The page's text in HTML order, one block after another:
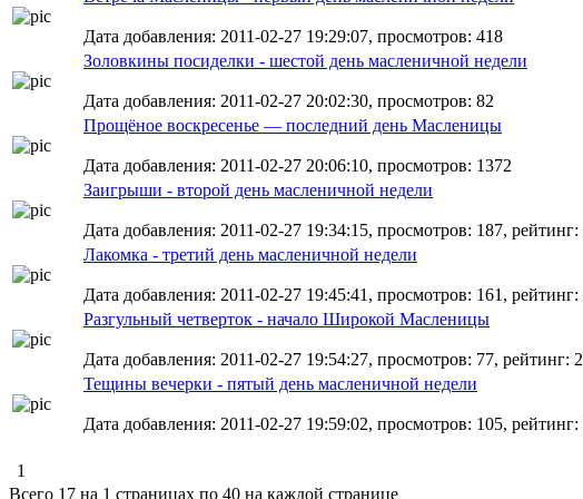
Дата добавления: 2011-02-27 19:29:07, просмотров: 418
Золовкины посиделки - шестой день масленичной недели
Дата добавления: 2011-02-27 20:02:30, просмотров: 82
Прощёное воскресенье — последний день Масленицы
Дата добавления: 2011-02-27 20:06:10, просмотров: 1372
Заигрыши - второй день масленичной недели
Дата добавления: 2011-02-27 19:34:15, просмотров: 187,
Лакомка - третий день масленичной недели
Дата добавления: 2011-02-27 19:45:41, просмотров: 161,
Разгульный четверток - начало Широкой Масленицы
Дата добавления: 2011-02-27 19:54:27, просмотров: 77, рейтинг:
Тещины вечерки - пятый день масленичной недели
Дата добавления: 2011-02-27 19:59:02, просмотров: 105,
1
Всего 17 на 1 страницах по 40 на каждой странице